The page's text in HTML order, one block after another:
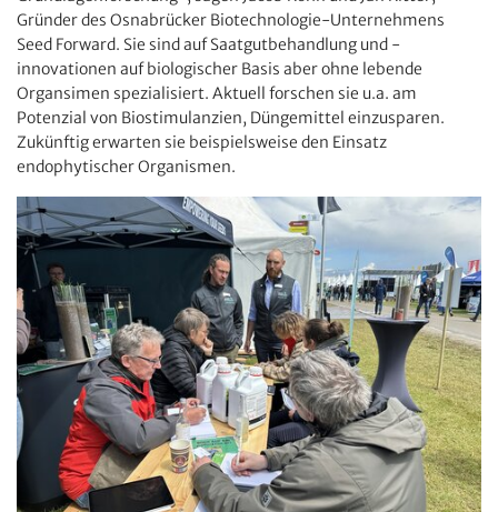
Gründer des Osnabrücker Biotechnologie-Unternehmens
Seed Forward. Sie sind auf Saatgutbehandlung und -
innovationen auf biologischer Basis aber ohne lebende
Organsimen spezialisiert. Aktuell forschen sie u.a. am
Potenzial von Biostimulanzien, Düngemittel einzusparen.
Zukünftig erwarten sie beispielsweise den Einsatz
endophytischer Organismen.